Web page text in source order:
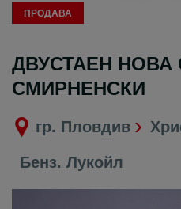
ПРОДАВА
ДВУСТАЕН НОВА
СМИРНЕНСКИ
гр. Пловдив
Бенз. Лукойл